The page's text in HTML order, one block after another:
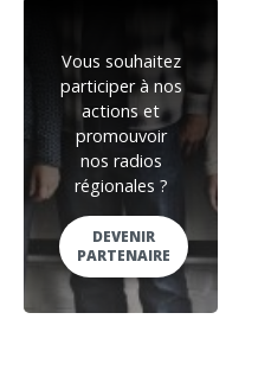
Vous souhaitez
participer à nos
actions et
promouvoir
nos radios
régionales ?
DEVENIR
PARTENAIRE